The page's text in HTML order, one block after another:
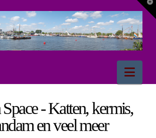
- Katten, kermis,
en veel meer